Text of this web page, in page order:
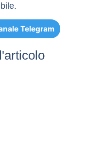
Telegram